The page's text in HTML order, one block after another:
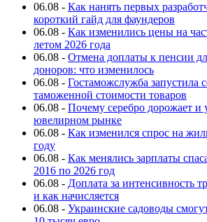
06.08 - Как нанять первых
короткий гайд для фаундеров
06.08 - Как изменились цены на
летом 2026 года
06.08 - Отмена доплаты к пенсии
доноров: что изменилось
06.08 - Гостаможслужба запустила
таможенной стоимости товаров
06.08 - Почему серебро дорожает и
ювелирном рынке
06.08 - Как изменился спрос на
году
06.08 - Как менялись зарплаты
2016 по 2026 год
06.08 - Доплата за интенсивность
и как начисляется
06.08 - Украинские садоводы